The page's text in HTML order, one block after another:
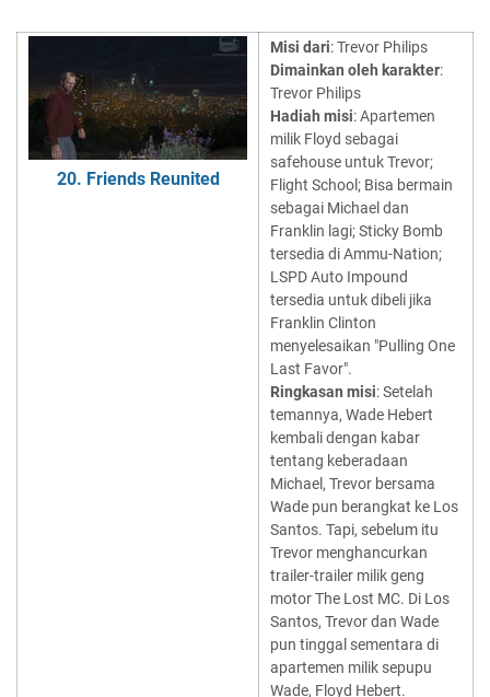
20. Friends Reunited
Misi dari: Trevor Philips
Dimainkan oleh karakter:
Trevor Philips
Hadiah misi: Apartemen
milik Floyd sebagai
safehouse untuk Trevor;
Flight School; Bisa bermain
sebagai Michael dan
Franklin lagi; Sticky Bomb
tersedia di Ammu-Nation;
LSPD Auto Impound
tersedia untuk dibeli jika
Franklin Clinton
menyelesaikan "Pulling One
Last Favor".
Ringkasan misi: Setelah
temannya, Wade Hebert
kembali dengan kabar
tentang keberadaan
Michael, Trevor bersama
Wade pun berangkat ke Los
Santos. Tapi, sebelum itu
Trevor menghancurkan
trailer-trailer milik geng
motor The Lost MC. Di Los
Santos, Trevor dan Wade
pun tinggal sementara di
apartemen milik sepupu
Wade, Floyd Hebert.